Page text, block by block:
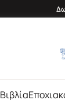
Βιβλία